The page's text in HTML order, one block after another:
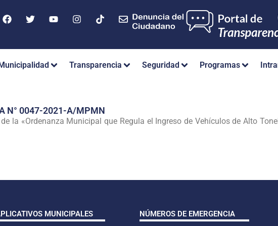
Transparencia Seguridad Programas
N° 0047-2021-A/MPMN
la «Ordenanza Municipal que Regula el Ingreso de Vehículos de Alto
MUNICIPALES
NÚMEROS DE EMERGENCIA